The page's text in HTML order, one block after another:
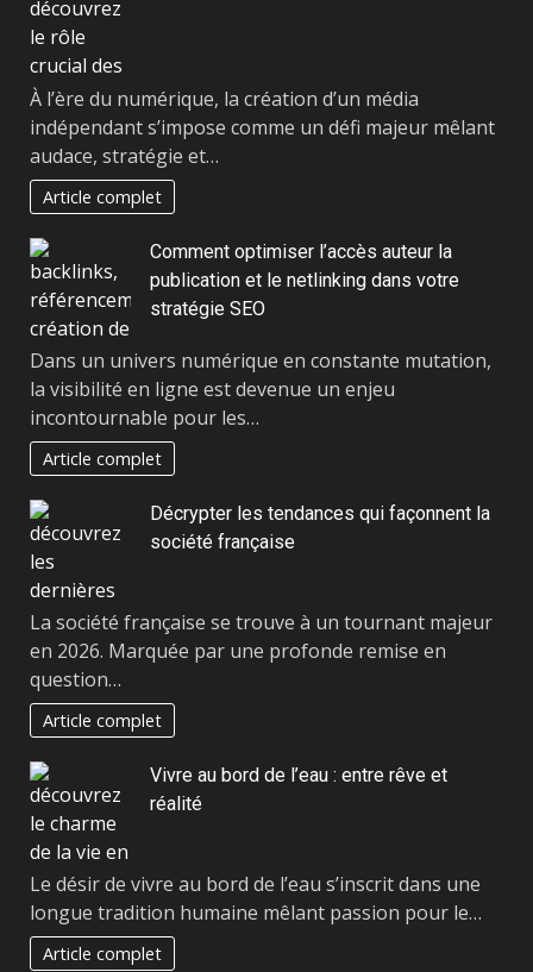
À l’ère du numérique, la création d’un média
indépendant s’impose comme un défi majeur mêlant
audace, stratégie et…
Article complet
Comment optimiser l’accès auteur la
publication et le netlinking dans votre
stratégie SEO
Dans un univers numérique en constante mutation,
la visibilité en ligne est devenue un enjeu
incontournable pour les…
Article complet
Décrypter les tendances qui façonnent la
société française
La société française se trouve à un tournant majeur
en 2026. Marquée par une profonde remise en
question…
Article complet
Vivre au bord de l’eau : entre rêve et
réalité
Le désir de vivre au bord de l’eau s’inscrit dans une
longue tradition humaine mêlant passion pour le…
Article complet